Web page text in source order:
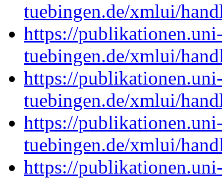
tuebingen.de/xmlui/
https://
tuebingen.de/xmlui/
https://
tuebingen.de/xmlui/
https://
tuebingen.de/xmlui/
https://